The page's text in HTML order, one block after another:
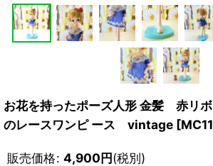
お花を持ったポーズ人形 金髪 赤リ
のレースワンピ ース vintage [
販売価格: 4,900円(税別)